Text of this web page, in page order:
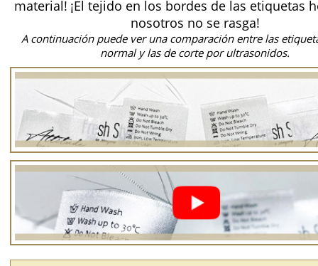
material! ¡El tejido en los bordes de las etiquetas
nosotros no se rasga!
A continuación puede ver una comparación entre las
normal y las de corte por ultrasonidos.